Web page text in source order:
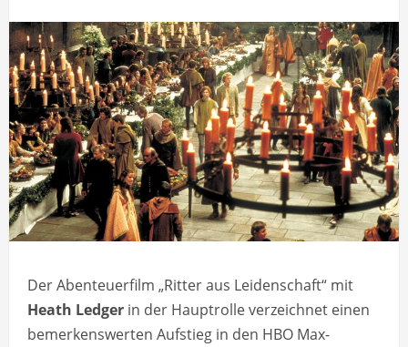
Der Abenteuerfilm „Ritter aus Leidenschaft“ mit
Heath Ledger in der Hauptrolle verzeichnet einen
bemerkenswerten Aufstieg in den HBO Max-